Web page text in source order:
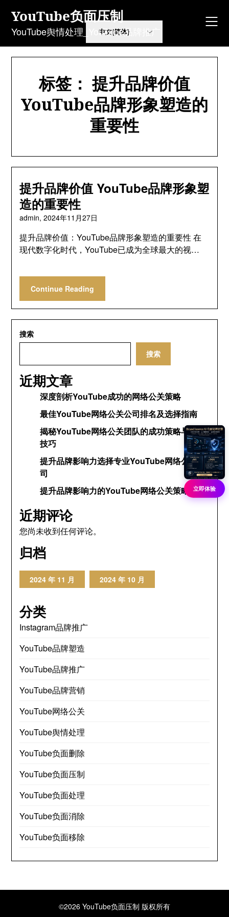
content
YouTube负面压制
YouTube舆情处理_YouTube品牌推广
标签：提升品牌价值
YouTube品牌形象塑造的
重要性
提升品牌价值 YouTube品牌形象塑
造的重要性
admin,2024年11月27日
提升品牌价值：YouTube品牌形象塑造的重要性 在
现代数字化时代，YouTube已成为全球最大的视…
Continue Reading
搜索
搜索
近期文章
深度剖析YouTube成功的网络公关策略
最佳YouTube网络公关公司排名及选择指南
揭秘YouTube网络公关团队的成功策略与运营
技巧
提升品牌影响力选择专业YouTube网络公关公
司
提升品牌影响力的YouTube网络公关策略
近期评论
您尚未收到任何评论。
归档
2024 年 11 月 2024 年 10 月
分类
Instagram品牌推广
YouTube品牌塑造
YouTube品牌推广
YouTube品牌营销
YouTube网络公关
YouTube舆情处理
YouTube负面删除
YouTube负面压制
YouTube负面处理
YouTube负面消除
YouTube负面移除
©2026 YouTube负面压制 版权所有
立即体验